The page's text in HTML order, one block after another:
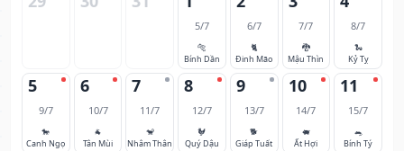
5/7
🐅
Bính Dần
6/7
🐈
Đinh Mão
7/7
🐉
Mậu Thìn
8/7
🐍
Kỷ Tỵ
5
9/7
🐎
Canh Ngọ
6
10/7
🐐
Tân Mùi
7
11/7
🐒
Nhâm Thân
8
12/7
🐓
Quý Dậu
9
13/7
🐕
Giáp Tuất
10
14/7
🐖
Ất Hợi
11
15/7
🐀
Bính Tý